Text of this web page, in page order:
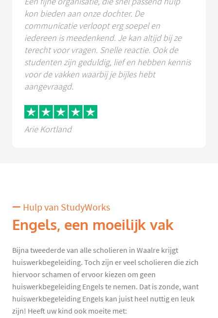
kon bieden aan onze dochter. De
communicatie verloopt erg soepel en
iedereen is meedenkend. Je kan altijd bij ze
terecht voor vragen. Snelle reactie. Ook de
studenten zijn geduldig, lief en hebben kennis
voor de vakken waarbij je bijles hebt
aangevraagd.
Arie Kortland
Hulp van StudyWorks
Engels, een moeilijk vak
Bijna tweederde van alle scholieren in Waalre krijgt
huiswerkbegeleiding. Toch zijn er veel scholieren die zich
hiervoor schamen of ervoor kiezen om geen
huiswerkbegeleiding Engels te nemen. Dat is zonde, want
huiswerkbegeleiding Engels kan juist heel nuttig en leuk
zijn! Heeft uw kind ook moeite met: